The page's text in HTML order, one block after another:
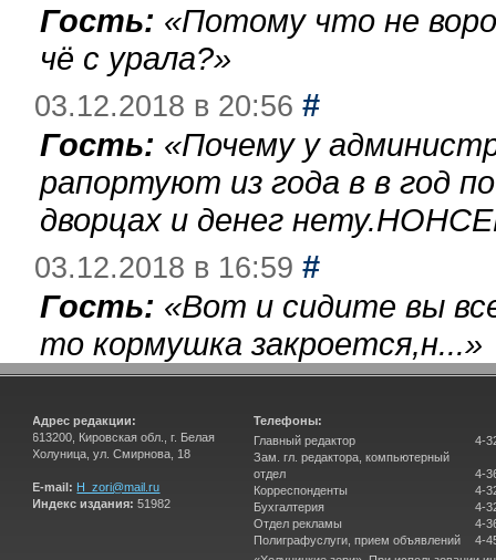
Гость: «Потому что не
чё с урала?»
03.12.2018 в 20:56 #
Гость: «Почему у
рапортуют из года в в год
дворцах и денег
03.12.2018 в 16:59 #
Гость: «Вот и сидите вы
то кормушка закроется,н...»
Адрес редакции:
613200, Кировская обл., г. Белая
Холуница, ул. Смирнова, 18
E-mail: H_zori@mail.ru
Индекс издания: 51982
Телефоны:
Главный редактор
Зам. гл. редактора, компьютерный
отдел
Корреспонденты
Бухгалтерия
Отдел рекламы
Полиграфуслуги, прием объявлений
4-
4-
4-
4-
4-
4-